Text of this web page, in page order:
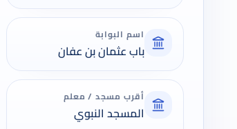
اسم البوابة
باب عثمان بن عفان
أقرب مسجد / معلم
المسجد النبوي